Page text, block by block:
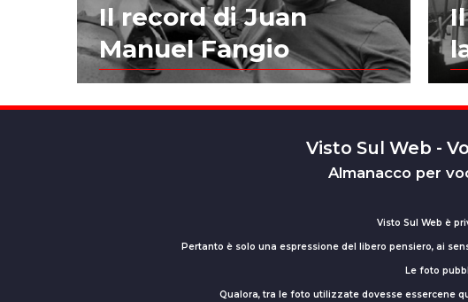
Il record di Juan
Manuel Fangio
Visto Sul Web -
Almanacco per
Visto Sul Web è
Pertanto è solo una espressione del libero pensiero, ai
Le foto
Qualora, tra le foto utilizzate dovesse essercene